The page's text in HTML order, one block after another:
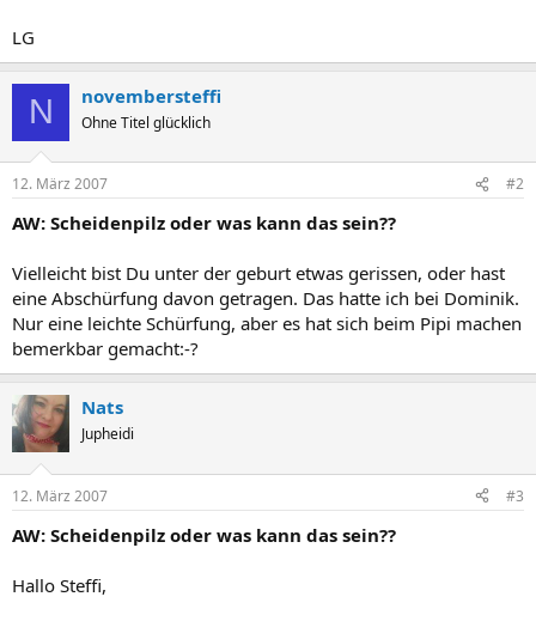
LG
N novembersteffi
Ohne Titel glücklich
12. März 2007 #2
AW: Scheidenpilz oder was kann das sein??
Vielleicht bist Du unter der geburt etwas gerissen, oder hast
eine Abschürfung davon getragen. Das hatte ich bei Dominik.
Nur eine leichte Schürfung, aber es hat sich beim Pipi machen
bemerkbar gemacht:-?
Nats
Jupheidi
12. März 2007 #3
AW: Scheidenpilz oder was kann das sein??
Hallo Steffi,